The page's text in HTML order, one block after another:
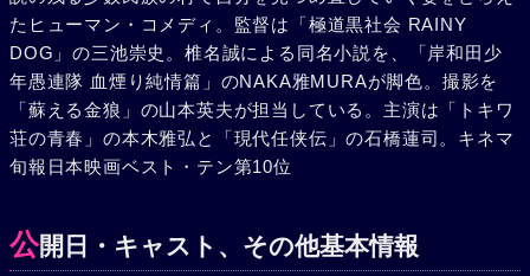
ていた筏の動力である亀たちがつかまり、沈の記憶も戻っ
た。3人が村を離れる日が近づいていた。ところが出発前
夜、氏家が亀を叩き殺してしまったのである。すっかりこの
村を溺愛するようになっていた彼は、文明を村に入れさせな
いようにしたのだ。半ば狂ったような氏家を残し、村を出よ
うとする和田たち。しかし、すんでのところで氏家に捕らえ
いと約束、村人の信頼を得る為に鳥人になって飛んで見せよ
うと氏家に提案する。そして、和田と氏家は羽根をつけて飛
たヒューマン・コメディ。監督は「極道黒社会 RAINY
DOG」の三池崇史。椎名誠による同名小説を、「岸和田少
年愚連隊 血煙り純情篇」のNAKA雅MURAが脚色。撮影を
「蘇える金狼」の山本英夫が担当している。主演は「トキワ
荘の青春」の本木雅弘と「現代任侠伝」の石橋蓮司。キネマ
旬報日本映画ベスト・テン第10位
公開日・キャスト、その他基本情報